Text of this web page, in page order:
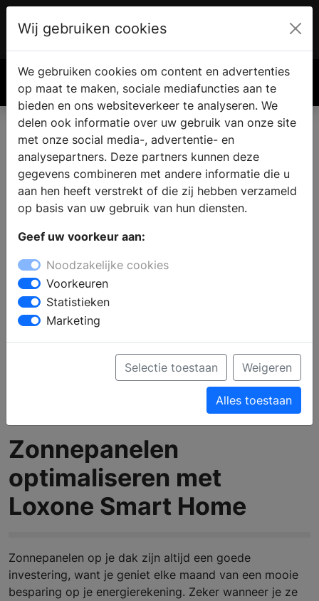
€ 0.00
Zonnepanelen
optimaliseren met
Loxone Smart Home
Zonnepanelen op je dak zijn altijd een goede
investering, want je geniet elke maand van een mooie
besparing op je energierekening. Zeker wanneer je ze
Wij gebruiken cookies
We gebruiken cookies om content en advertenties
op maat te maken, sociale mediafuncties aan te
bieden en ons websiteverkeer te analyseren. We
delen ook informatie over uw gebruik van onze site
met onze social media-, advertentie- en
analysepartners. Deze partners kunnen deze
gegevens combineren met andere informatie die u
aan hen heeft verstrekt of die zij hebben verzameld
op basis van uw gebruik van hun diensten.
Geef uw voorkeur aan:
Noodzakelijke cookies
Voorkeuren
Statistieken
Marketing
Selectie toestaan Weigeren
Alles toestaan